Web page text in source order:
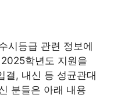
시등급 관련 정보에
학년도 지원을
결, 내신 등 성균관대
분들은 아래 내용